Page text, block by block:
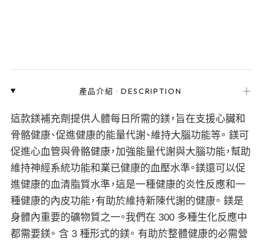
產品介紹 ·DESCRIPTION ＋
這款鎂補充劑提供人體每日所需的鎂，旨在支援心臟和
骨骼健康、促進健康的能量代謝、維持大腦功能等。 鎂可
促進心血管與骨骼健康，加強能量代謝與大腦功能，幫助
維持神經系統功能和業已健康的血壓水準。鎂還可以促
進健康的血清脂質水準，這是一種健康的炎性反應和一
種健康的內皮功能，有助於維持新陳代謝的健康。 鎂是
身體內重要的礦物質之一。我們在 300 多種生化反應中
都需要鎂。 含 3 種形式的鎂。 有助於整體健康的必需營